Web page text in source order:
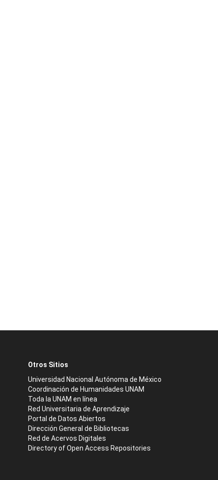
Otros Sitios
Universidad Nacional Autónoma de México
Coordinación de Humanidades UNAM
Toda la UNAM en línea
Red Universitaria de Aprendizaje
Portal de Datos Abiertos
Dirección General de Bibliotecas
Red de Acervos Digitales
Directory of Open Access Repositories